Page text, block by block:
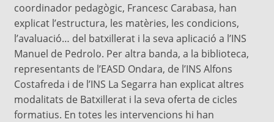
coordinador pedagògic, Francesc Carabasa, han
explicat l’estructura, les matèries, les condicions,
l’avaluació… del batxillerat i la seva aplicació a l’INS
Manuel de Pedrolo. Per altra banda, a la biblioteca,
representants de l’EASD Ondara, de l’INS Alfons
Costafreda i de l’INS La Segarra han explicat altres
modalitats de Batxillerat i la seva oferta de cicles
formatius. En totes les intervencions hi han